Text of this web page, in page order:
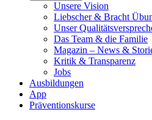
Unsere Vision
Liebscher & Bracht
Unser
Das Team & die Familie
Magazin – News &
Kritik & Transparenz
Jobs
Ausbildungen
App
Präventionskurse